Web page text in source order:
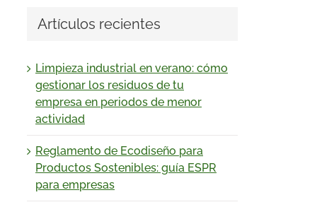
Artículos recientes
Limpieza industrial en verano: cómo
gestionar los residuos de tu
empresa en periodos de menor
actividad
Reglamento de Ecodiseño para
Productos Sostenibles: guía ESPR
para empresas